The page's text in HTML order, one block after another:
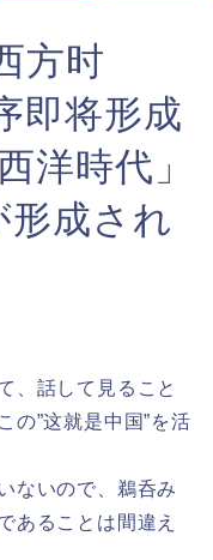
方时
即将形成
洋時代」
形成され
、話して見ること
の”这就是中国”を活
ないので、鵜呑み
あることは間違え